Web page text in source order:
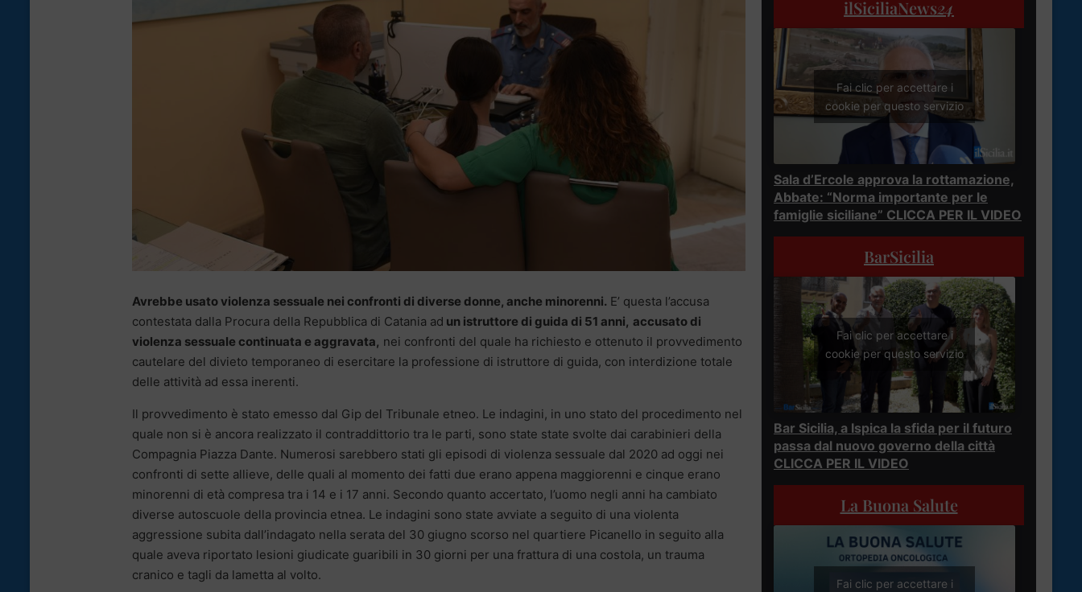
Avrebbe usato violenza sessuale nei confronti di diverse donne, anche minorenni. E’ questa l’accusa
contestata dalla Procura della Repubblica di Catania ad un istruttore di guida di 51 anni, accusato di
violenza sessuale continuata e aggravata, nei confronti del quale ha richiesto e ottenuto il provvedimento
cautelare del divieto temporaneo di esercitare la professione di istruttore di guida, con interdizione totale
delle attività ad essa inerenti.
Il provvedimento è stato emesso dal Gip del Tribunale etneo. Le indagini, in uno stato del procedimento nel
quale non si è ancora realizzato il contraddittorio tra le parti, sono state state svolte dai carabinieri della
Compagnia Piazza Dante. Numerosi sarebbero stati gli episodi di violenza sessuale dal 2020 ad oggi nei
confronti di sette allieve, delle quali al momento dei fatti due erano appena maggiorenni e cinque erano
minorenni di età compresa tra i 14 e i 17 anni. Secondo quanto accertato, l’uomo negli anni ha cambiato
diverse autoscuole della provincia etnea. Le indagini sono state avviate a seguito di una violenta
aggressione subita dall’indagato nella serata del 30 giugno scorso nel quartiere Picanello in seguito alla
quale aveva riportato lesioni giudicate guaribili in 30 giorni per una frattura di una costola, un trauma
cranico e tagli da lametta al volto.
ilSiciliaNews24
Fai clic per accettare i
cookie per questo servizio
Sala d’Ercole approva la rottamazione,
Abbate: “Norma importante per le
famiglie siciliane” CLICCA PER IL VIDEO
BarSicilia
Fai clic per accettare i
cookie per questo servizio
Bar Sicilia, a Ispica la sfida per il futuro
passa dal nuovo governo della città
CLICCA PER IL VIDEO
La Buona Salute
Fai clic per accettare i